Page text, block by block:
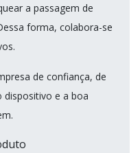
a passagem de
forma, colabora-se
de confiança, de
dispositivo e a boa